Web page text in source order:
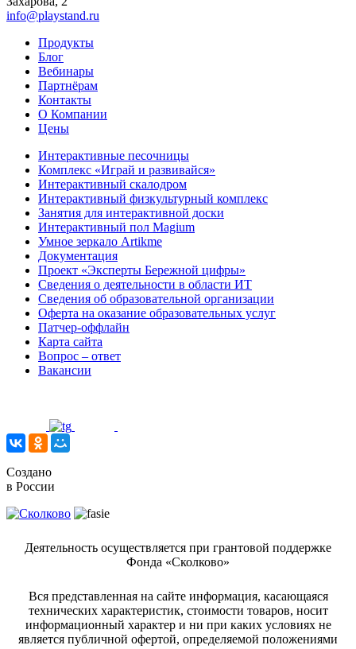
info@playstand.ru
Продукты
Блог
Вебинары
Партнёрам
Контакты
О Компании
Цены
Интерактивные песочницы
Комплекс «Играй и развивайся»
Интерактивный скалодром
Интерактивный физкультурный комплекс
Занятия для интерактивной доски
Интерактивный пол Magium
Умное зеркало Artikme
Документация
Проект «Эксперты Бережной цифры»
Сведения о деятельности в области ИТ
Сведения об образовательной организации
Оферта на оказание образовательных услуг
Патчер-оффлайн
Карта сайта
Вопрос – ответ
Вакансии
Создано
в России
Деятельность осуществляется при грантовой поддержке
Фонда «Сколково»
Вся представленная на сайте информация, касающаяся
технических характеристик, стоимости товаров, носит
информационный характер и ни при каких условиях не
является публичной офертой, определяемой положениями